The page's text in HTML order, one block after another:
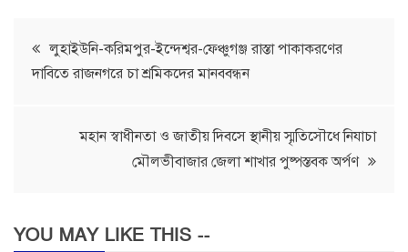
Post
navigation
লুহাইউনি-করিমপুর-ইন্দেশ্বর-ফেঞ্চুগঞ্জ রাস্তা পাকাকরণের
দাবিতে রাজনগরে চা শ্রমিকদের মানববন্ধন
মহান স্বাধীনতা ও জাতীয় দিবসে স্থানীয় স্মৃতিসৌধে নিযাচা
মৌলভীবাজার জেলা শাখার পুষ্পস্তবক অর্পণ
YOU MAY LIKE THIS --